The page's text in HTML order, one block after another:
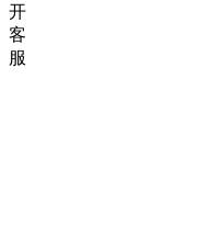
开
客
服